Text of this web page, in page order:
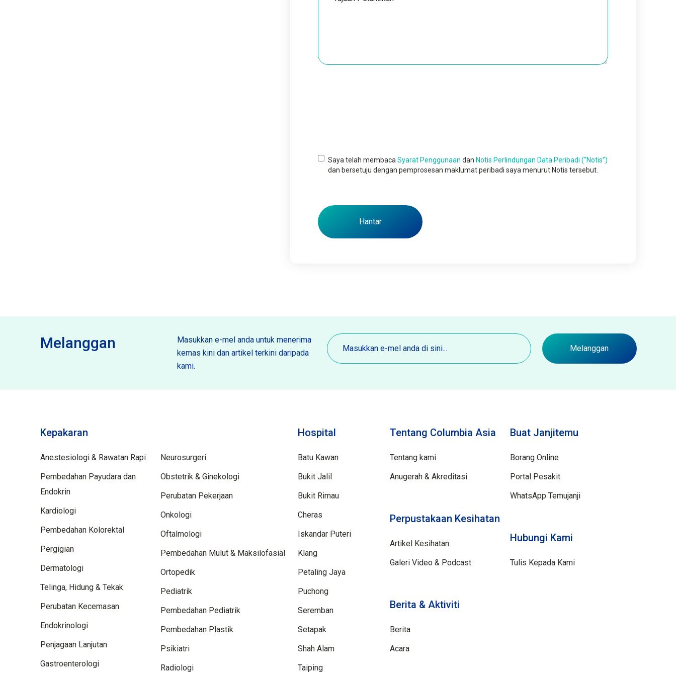
Saya telah membacaSyarat Penggunaan dan Notis Perlindungan Data Peribadi (“Notis”)
dan bersetuju dengan pemprosesan maklumat peribadi saya menurut Notis tersebut.
Hantar
Melanggan
Masukkan e-mel anda untuk menerima
kemas kini dan artikel terkini daripada
kami.
E-
mel
(Diperlukan)
Melanggan
Kepakaran
Anestesiologi & Rawatan Rapi
Pembedahan Payudara dan
Endokrin
Kardiologi
Pembedahan Kolorektal
Pergigian
Dermatologi
Telinga, Hidung & Tekak
Perubatan Kecemasan
Endokrinologi
Penjagaan Lanjutan
Gastroenterologi
Neurosurgeri
Obstetrik & Ginekologi
Perubatan Pekerjaan
Onkologi
Oftalmologi
Pembedahan Mulut & Maksilofasial
Ortopedik
Pediatrik
Pembedahan Pediatrik
Pembedahan Plastik
Psikiatri
Radiologi
Hospital
Batu Kawan
Bukit Jalil
Bukit Rimau
Cheras
Iskandar Puteri
Klang
Petaling Jaya
Puchong
Seremban
Setapak
Shah Alam
Taiping
Tentang Columbia Asia
Tentang kami
Anugerah & Akreditasi
Perpustakaan Kesihatan
Artikel Kesihatan
Galeri Video & Podcast
Berita & Aktiviti
Berita
Acara
Buat Janjitemu
Borang Online
Portal Pesakit
WhatsApp Temujanji
Hubungi Kami
Tulis Kepada Kami